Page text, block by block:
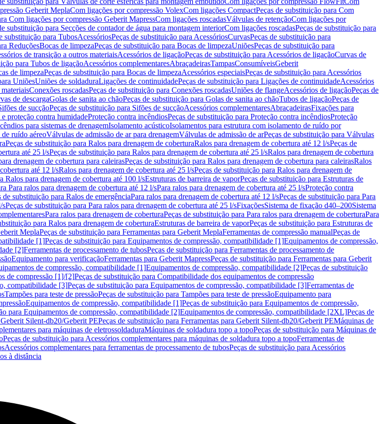
Geberit MeplaCom ligações por compressão VolexCom ligações CompactPeças de substituição para Com
Com ligações por compressão Geberit MapressCom ligações roscadasVálvulas de retençãoCom ligações por
substituição para Secções de contador de água para montagem interiorCom ligações roscadasPeças de substituição para
substituição para TubosAcessóriosPeças de substituição para AcessóriosCurvasPeças de substituição para
ReduçõesBocas de limpezaPeças de substituição para Bocas de limpezaUniõesPeças de substituição para
de transição a outros materiaisAcessórios de ligaçãoPeças de substituição para Acessórios de ligaçãoCurvas de
para Tubos de ligaçãoAcessórios complementaresAbraçadeirasTampasConsumíveisGeberit
de limpezaPeças de substituição para Bocas de limpezaAcessórios especiaisPeças de substituição para Acessórios
UniõesUniões de soldaduraLigações de continuidadePeças de substituição para Ligações de continuidadeAcessórios
Conexões roscadasPeças de substituição para Conexões roscadasUniões de flangeAcessórios de ligaçãoPeças de
de descargaGolas de sanita ao chãoPeças de substituição para Golas de sanita ao chãoTubos de ligaçãoPeças de
de sucçãoPeças de substituição para Sifões de sucçãoAcessórios complementaresAbraçadeirasFixações para
proteção contra humidadeProteção contra incêndiosPeças de substituição para Proteção contra incêndiosProteção
para sistemas de drenagemIsolamento acústicoIsolamentos para estrutura com isolamento de ruído por
ruído aéreoVálvulas de admissão de ar para drenagemVálvulas de admissão de arPeças de substituição para Válvulas
Peças de substituição para Ralos para drenagem de coberturaRalos para drenagem de cobertura até 12 l/sPeças de
até 25 l/sPeças de substituição para Ralos para drenagem de cobertura até 25 l/sRalos para drenagem de cobertura
drenagem de cobertura para caleirasPeças de substituição para Ralos para drenagem de cobertura para caleirasRalos
até 12 l/sRalos para drenagem de cobertura até 25 l/sPeças de substituição para Ralos para drenagem de
Ralos para drenagem de cobertura até 100 l/sEstruturas de barreira de vaporPeças de substituição para Estruturas de
Para ralos para drenagem de cobertura até 12 l/sPara ralos para drenagem de cobertura até 25 l/sProteção contra
de substituição para Ralos de emergênciaPara ralos para drenagem de cobertura até 12 l/sPeças de substituição para Para
sPeças de substituição para Para ralos para drenagem de cobertura até 25 l/sFixaçõesSistema de fixação d40–200Sistema
Para ralos para drenagem de coberturaPeças de substituição para Para ralos para drenagem de coberturaPara
para Ralos para drenagem de coberturaEstruturas de barreira de vaporPeças de substituição para Estruturas de
MeplaPeças de substituição para Ferramentas para Geberit MeplaFerramentas de compressão manualPeças de
[1]Peças de substituição para Equipamentos de compressão, compatibilidade [1]Equipamentos de compressão,
[2]Ferramentas de processamento de tubosPeças de substituição para Ferramentas de processamento de
Equipamento para verificaçãoFerramentas para Geberit MapressPeças de substituição para Ferramentas para Geberit
de compressão, compatibilidade [1]Equipamentos de compressão, compatibilidade [2]Peças de substituição
de compressão [1]/[2]Peças de substituição para Compatibilidade dos equipamentos de compressão
compatibilidade [3]Peças de substituição para Equipamentos de compressão, compatibilidade [3]Ferramentas de
Tampões para teste de pressãoPeças de substituição para Tampões para teste de pressãoEquipamento para
Equipamentos de compressão, compatibilidade [1]Peças de substituição para Equipamentos de compressão,
para Equipamentos de compressão, compatibilidade [2]Equipamentos de compressão, compatibilidade [2XL]Peças de
Silent-db20/Geberit PEPeças de substituição para Ferramentas para Geberit Silent-db20/Geberit PEMáquinas de
para máquinas de eletrossoldaduraMáquinas de soldadura topo a topoPeças de substituição para Máquinas de
Peças de substituição para Acessórios complementares para máquinas de soldadura topo a topoFerramentas de
Acessórios complementares para ferramentas de processamento de tubosPeças de substituição para Acessórios
à distância